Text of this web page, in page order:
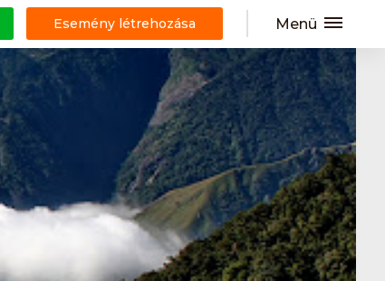
Esemény létrehozása Menü